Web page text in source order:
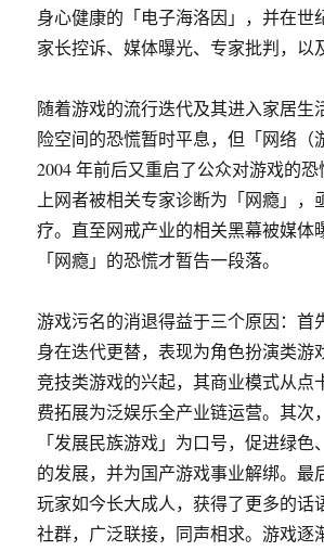
身心健康的「电子海洛因」，并在世
家长控诉、媒体曝光、专家批判，以
随着游戏的流行迭代及其进入家居生
险空间的恐慌暂时平息，但「网络（
2004 年前后又重启了公众对游戏的
上网者被相关专家诊断为「网瘾」，
疗。直至网戒产业的相关黑幕被媒体
「网瘾」的恐慌才暂告一段落。
游戏污名的消退得益于三个原因：首
身在迭代更替，表现为角色扮演类游
竞技类游戏的兴起，其商业模式从点
费拓展为泛娱乐全产业链运营。其次
「发展民族游戏」为口号，促进绿色
的发展，并为国产游戏事业解绑。最
玩家如今长大成人，获得了更多的话
社群，广泛联接，同声相求。游戏逐